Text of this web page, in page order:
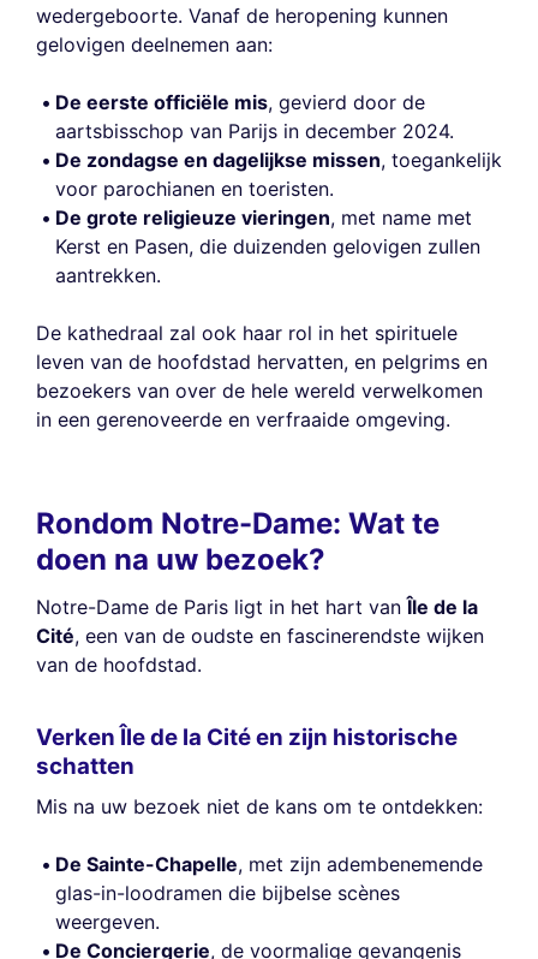
wedergeboorte. Vanaf de heropening kunnen
gelovigen deelnemen aan:
De eerste officiële mis, gevierd door de
aartsbisschop van Parijs in december 2024.
De zondagse en dagelijkse missen, toegankelijk
voor parochianen en toeristen.
De grote religieuze vieringen, met name met
Kerst en Pasen, die duizenden gelovigen zullen
aantrekken.
De kathedraal zal ook haar rol in het spirituele
leven van de hoofdstad hervatten, en pelgrims en
bezoekers van over de hele wereld verwelkomen
in een gerenoveerde en verfraaide omgeving.
Rondom Notre-Dame: Wat te
doen na uw bezoek?
Notre-Dame de Paris ligt in het hart vanÎle de la
Cité, een van de oudste en fascinerendste wijken
van de hoofdstad.
Verken Île de la Cité en zijn historische
schatten
Mis na uw bezoek niet de kans om te ontdekken:
De Sainte-Chapelle, met zijn adembenemende
glas-in-loodramen die bijbelse scènes
weergeven.
De Conciergerie, de voormalige gevangenis